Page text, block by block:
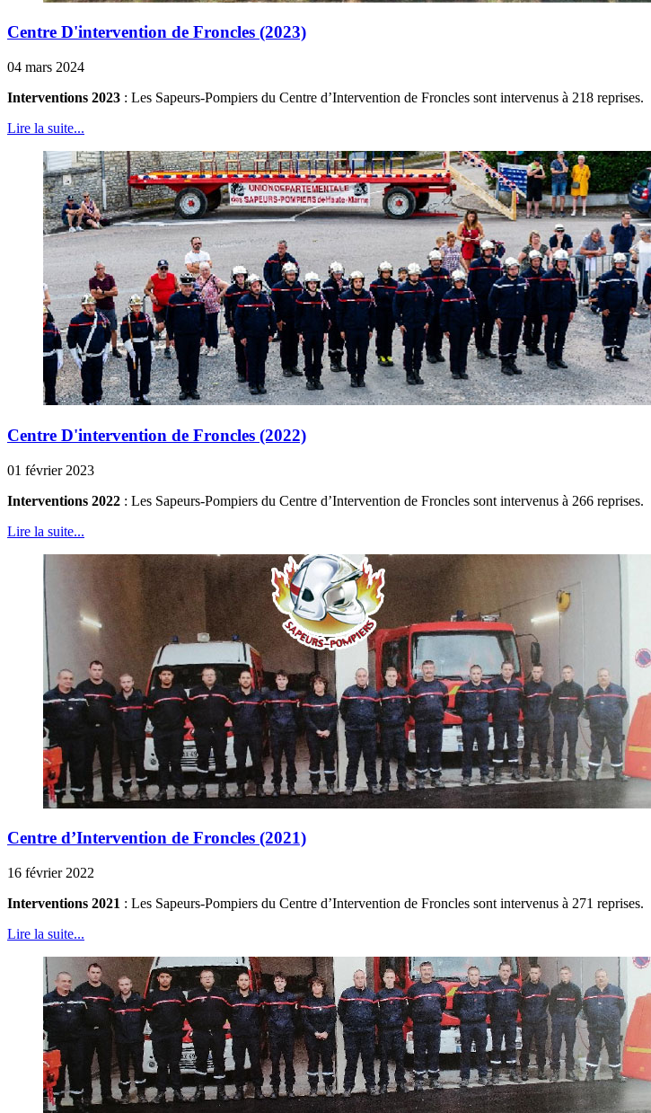
Centre D'intervention de Froncles (2023)
04 mars 2024
Interventions 2023 : Les Sapeurs-Pompiers du Centre d’Intervention de Froncles sont intervenus à 218 reprises.
Lire la suite...
Centre D'intervention de Froncles (2022)
01 février 2023
Interventions 2022 : Les Sapeurs-Pompiers du Centre d’Intervention de Froncles sont intervenus à 266 reprises.
Lire la suite...
Centre d’Intervention de Froncles (2021)
16 février 2022
Interventions 2021 : Les Sapeurs-Pompiers du Centre d’Intervention de Froncles sont intervenus à 271 reprises.
Lire la suite...